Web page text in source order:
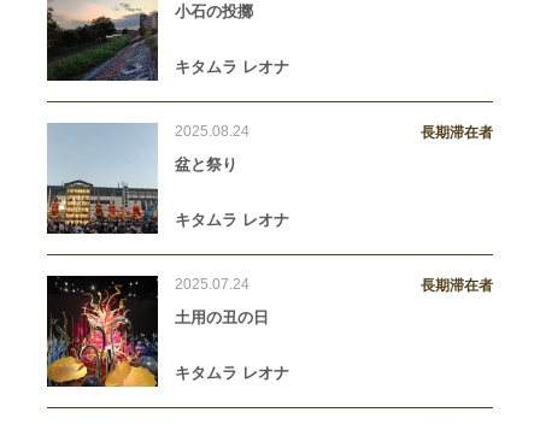
小石の投擲
キタムラ レオナ
2025.08.24 長期滞在者
盆と祭り
キタムラ レオナ
2025.07.24 長期滞在者
土用の丑の日
キタムラ レオナ